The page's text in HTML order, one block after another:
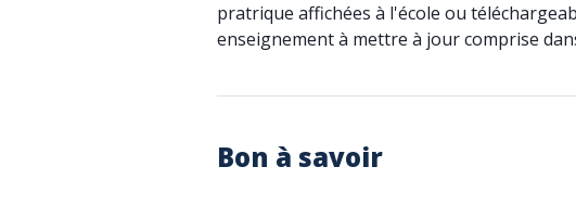
pratrique affichées à l'école ou
enseignement à mettre à jour comprise
Bon à savoir